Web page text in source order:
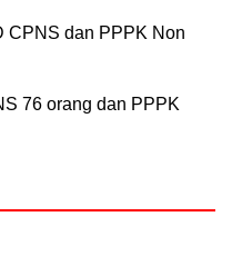
CPNS dan PPPK Non
76 orang dan PPPK